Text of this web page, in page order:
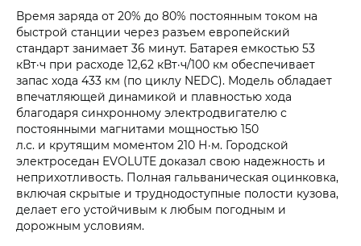
Время заряда от 20% до 80% постоянным током на
быстрой станции через разъем европейский
стандарт занимает 36 минут. Батарея емкостью 53
кВт·ч при расходе 12,62 кВт·ч/100 км обеспечивает
запас хода 433 км (по циклу NEDC). Модель обладает
впечатляющей динамикой и плавностью хода
благодаря синхронному электродвигателю с
постоянными магнитами мощностью 150
л.с. и крутящим моментом 210 Н·м. Городской
электроседан EVOLUTE доказал свою надежность и
неприхотливость. Полная гальваническая оцинковка,
включая скрытые и труднодоступные полости кузова,
делает его устойчивым к любым погодным и
дорожным условиям.